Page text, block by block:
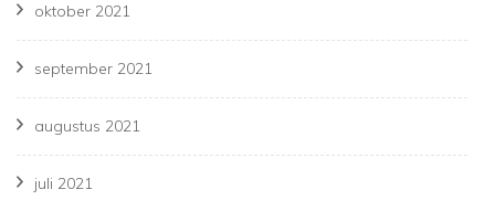
oktober 2021
september 2021
augustus 2021
juli 2021